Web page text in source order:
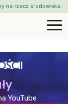
na rzecz środowiska.
YouTube